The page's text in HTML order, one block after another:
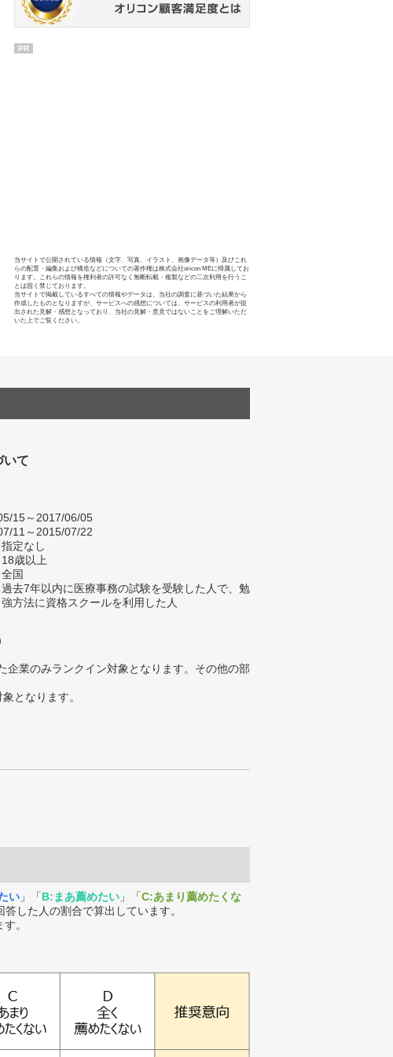
PR
当サイトで公開されている情報（文字、写真、イラスト、画像データ等）及びこれ
らの配置・編集および構造などについての著作権は株式会社oricon MEに帰属してお
ります。これらの情報を権利者の許可なく無断転載・複製などの二次利用を行うこ
とは固く禁じております。
当サイトで掲載しているすべての情報やデータは、当社の調査に基づいた結果から
作成したものとなりますが、サービスへの感想については、サービスの利用者が提
出された見解・感想となっており、当社の見解・意見ではないことをご理解いただ
いた上でご覧ください。
いて
15～2017/06/05
11～2015/07/22
定なし
歳以上
国
去7年以内に医療事務の試験を受験した人で、勉
強方法に資格スクールを利用した人
業のみランクイン対象となります。その他の部
となります。
い 」「B:まあ薦めたい 」「C:あまり薦めたくな
答した人の割合で算出しています。
。